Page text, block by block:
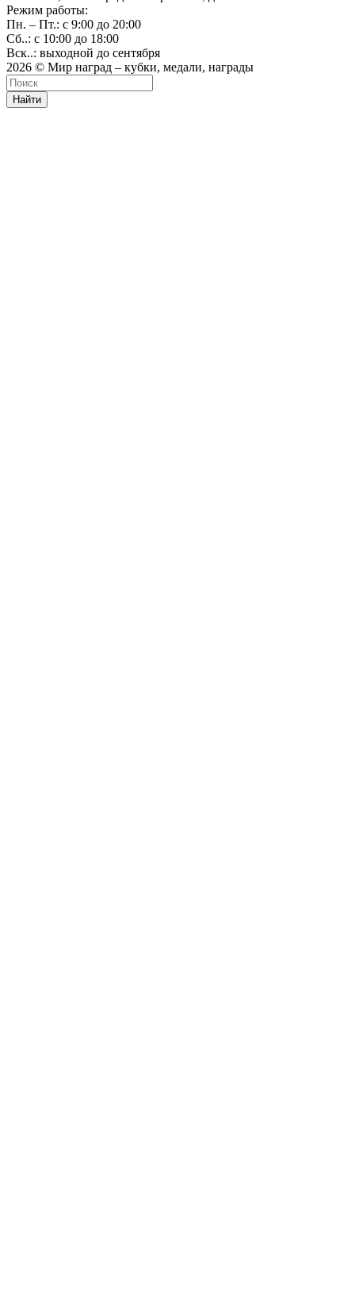
Режим работы:
Пн. – Пт.: с 9:00 до 20:00
Сб..: с 10:00 до 18:00
Вск..: выходной до сентября
2026 © Мир наград – кубки, медали, награды
Найти